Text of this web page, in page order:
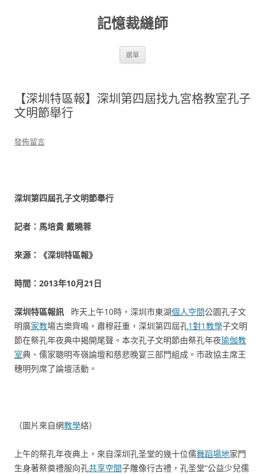
記憶裁縫師
選單
【深圳特區報】深圳第四屆找九宮格教室孔子
文明節舉行
發佈留言
深圳第四屆孔子文明節舉行
記者：馬培貴 戴曉蓉
來源：《深圳特區報》
時間：2013年10月21日
深圳特區報訊 昨天上午10時，深圳市東湖個人空間公園孔子文
明廣家教場古樂齊鳴，肅穆莊重，深圳第四屆孔1對1教學子文明
節在祭孔年夜典中揭開尾聲。本次孔子文明節由祭孔年夜瑜伽教
室典、儒家聰明岑嶺論壇和慈悲晚宴三部門組成。市政協主席王
穗明列席了論壇活動。
（圖片來自網教學絡）
上午的祭孔年夜典上，來自深圳孔圣堂的幾十位儒舞蹈場地家門
生身著祭奠禮服向孔共享空間子雕像行古禮，孔圣堂“公益少兒儒